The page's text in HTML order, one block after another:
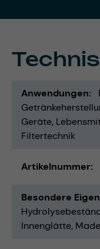
Anwendungen
Geräte
Filtertechnik
Artikelnummer
Besondere
Innenglätte